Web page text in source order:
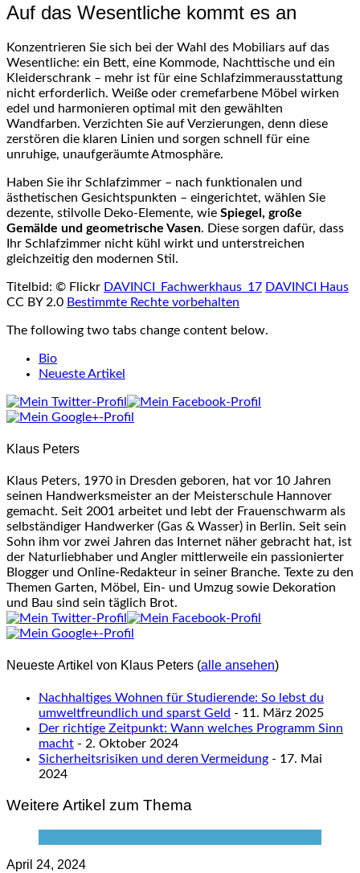
Auf das Wesentliche kommt es an
Konzentrieren Sie sich bei der Wahl des Mobiliars auf das
Wesentliche: ein Bett, eine Kommode, Nachttische und ein
Kleiderschrank – mehr ist für eine Schlafzimmerausstattung
nicht erforderlich. Weiße oder cremefarbene Möbel wirken
edel und harmonieren optimal mit den gewählten
Wandfarben. Verzichten Sie auf Verzierungen, denn diese
zerstören die klaren Linien und sorgen schnell für eine
unruhige, unaufgeräumte Atmosphäre.
Haben Sie ihr Schlafzimmer – nach funktionalen und
ästhetischen Gesichtspunkten – eingerichtet, wählen Sie
dezente, stilvolle Deko-Elemente, wie Spiegel, große
Gemälde und geometrische Vasen. Diese sorgen dafür, dass
Ihr Schlafzimmer nicht kühl wirkt und unterstreichen
gleichzeitig den modernen Stil.
Titelbid: © Flickr DAVINCI_Fachwerkhaus_17 DAVINCI Haus
CC BY 2.0 Bestimmte Rechte vorbehalten
The following two tabs change content below.
Bio
Neueste Artikel
Klaus Peters
Klaus Peters, 1970 in Dresden geboren, hat vor 10 Jahren
seinen Handwerksmeister an der Meisterschule Hannover
gemacht. Seit 2001 arbeitet und lebt der Frauenschwarm als
selbständiger Handwerker (Gas & Wasser) in Berlin. Seit sein
Sohn ihm vor zwei Jahren das Internet näher gebracht hat, ist
der Naturliebhaber und Angler mittlerweile ein passionierter
Blogger und Online-Redakteur in seiner Branche. Texte zu den
Themen Garten, Möbel, Ein- und Umzug sowie Dekoration
und Bau sind sein täglich Brot.
Neueste Artikel von Klaus Peters (alle ansehen)
Nachhaltiges Wohnen für Studierende: So lebst du
umweltfreundlich und sparst Geld - 11. März 2025
Der richtige Zeitpunkt: Wann welches Programm Sinn
macht - 2. Oktober 2024
Sicherheitsrisiken und deren Vermeidung - 17. Mai
2024
Weitere Artikel zum Thema
April 24, 2024